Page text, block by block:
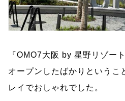
『OMO7大阪 by 星野リゾー
オープンしたばかりというこ
レイでおしゃれでした。